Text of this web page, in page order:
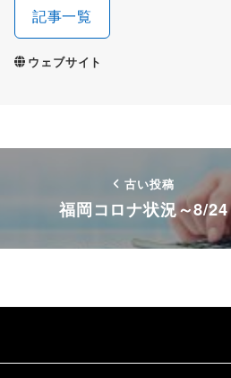
記事一覧
ウェブサイト
古い投稿
福岡コロナ状況～8/24